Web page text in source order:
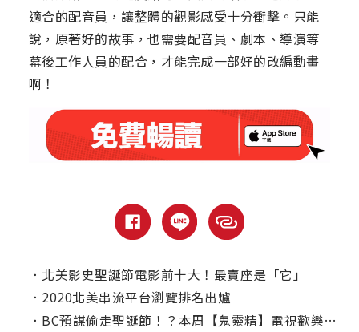
適合的配音員，讓整體的觀影感受十分衝擊。只能
說，原著好的故事，也需要配音員、劇本、導演等
幕後工作人員的配合，才能完成一部好的改編動畫
啊！
． 北美影史聖誕節電影前十大！最賣座是「它」
． 2020北美串流平台瀏覽排名出爐
． BC預謀偷走聖誕節！？本周【鬼靈精】電視歡樂首播！